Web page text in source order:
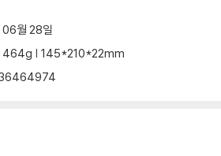
월 28일
464g | 145*210*22mm